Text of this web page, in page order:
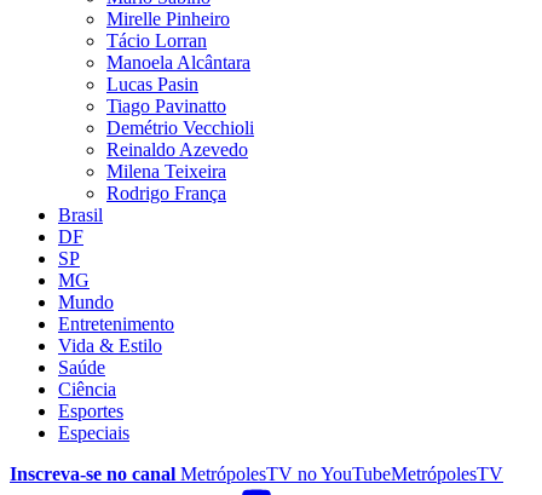
Mirelle Pinheiro
Tácio Lorran
Manoela Alcântara
Lucas Pasin
Tiago Pavinatto
Demétrio Vecchioli
Reinaldo Azevedo
Milena Teixeira
Rodrigo França
Brasil
DF
SP
MG
Mundo
Entretenimento
Vida & Estilo
Saúde
Ciência
Esportes
Especiais
Inscreva-se no canal MetrópolesTV noYouTubeMetrópolesTV